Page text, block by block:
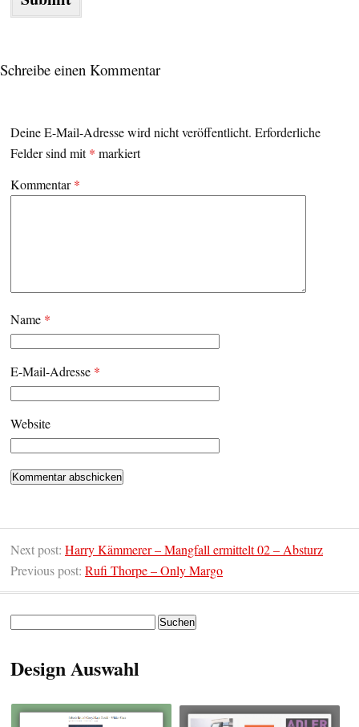
Schreibe einen Kommentar
Deine E-Mail-Adresse wird nicht veröffentlicht. Erforderliche
Felder sind mit* markiert
Kommentar*
Name *
E-Mail-Adresse *
Website
Next post: Harry Kämmerer – Mangfall ermittelt 02 – Absturz
Previous post: Rufi Thorpe – Only Margo
Design Auswahl